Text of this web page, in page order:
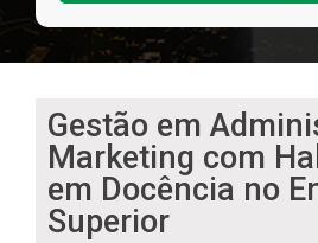
Gestão em
Marketing com
em Docência no
Superior